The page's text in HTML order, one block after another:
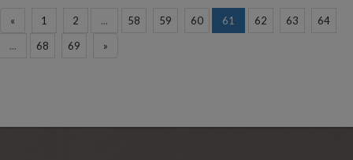
« 1 2 ... 58 59 60 61 62 63
64
...
68 69 »